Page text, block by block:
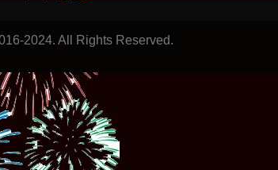
2024. All Rights Reserved.